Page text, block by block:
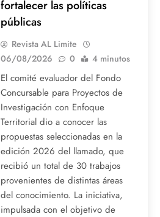
fortalecer las políticas
públicas
Revista AL Limite
06/08/2026
0 4 minutos
El comité evaluador del Fondo
Concursable para Proyectos de
Investigación con Enfoque
Territorial dio a conocer las
propuestas seleccionadas en la
edición 2026 del llamado, que
recibió un total de 30 trabajos
provenientes de distintas áreas
del conocimiento. La iniciativa,
impulsada con el objetivo de